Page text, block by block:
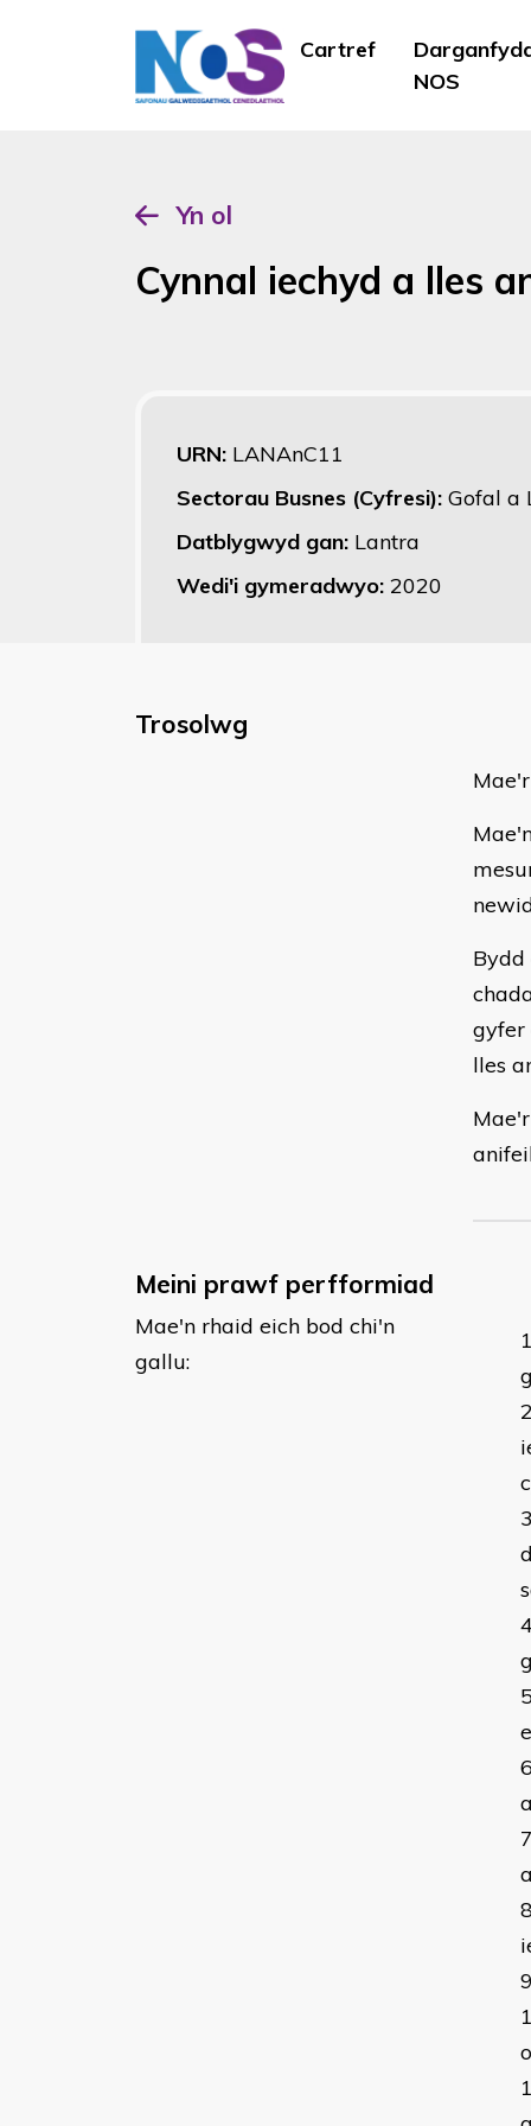
Cartref
NOS
Yn ol
Cynnal iechyd a lles
URN: LANAnC11
Sectorau Busnes (Cyfresi): Gofal a
Datblygwyd gan: Lantra
Wedi'i gymeradwyo: 2020
Trosolwg
gyfer
lles
Meini prawf perfformiad
Mae'n rhaid eich bod chi'n
gallu: